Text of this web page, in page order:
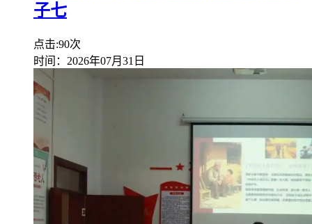
子七
点击:90次
时间：2026年07月31日